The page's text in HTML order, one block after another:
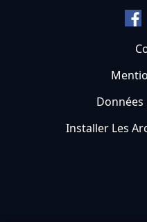
Installer Les